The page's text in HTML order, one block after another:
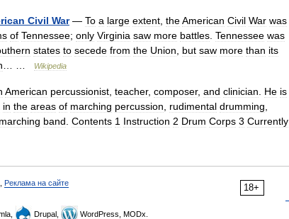
Civil War— To a large extent theAmerican Civil War was
of Tennessee; only Virginia saw more battles Tennessee was
states to secede from the Union but saw more than its
Wikipedia
American percussionist teacher, composer, and clinician He is
in the areas of marching percussion rudimental drumming
marching band Contents 1 Instruction 2 Drum Corps 3 Currently
18+
Реклама на сайте
Drupal, WordPress, MODx.